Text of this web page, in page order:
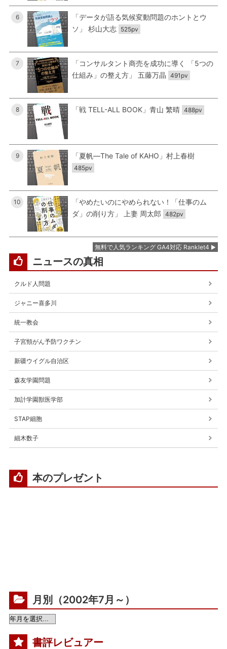
6
「データが語る気候変動問題のホントとウ
ソ」 杉山大志 525pv
7
「コンサルタント商売を成功に導く 「5つの
仕組み」の整え方」 五藤万晶 491pv
8 「戦 TELL-ALL BOOK」青山 繁晴 488pv
9 「夏帆―The Tale of KAHO」村上春樹
485pv
10
「やめたいのにやめられない！「仕事のム
ダ」の削り方」 上妻 周太郎 482pv
無料で人気ランキング GA4対応 Ranklet4
ニュースの真相
クルド人問題
ジャニー喜多川
統一教会
子宮頸がん予防ワクチン
新疆ウイグル自治区
森友学園問題
加計学園獣医学部
STAP細胞
細木数子
本のプレゼント
月別（2002年7月～）
書評レビュアー